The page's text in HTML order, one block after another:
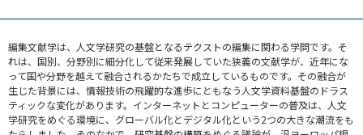
編集文献学は、人文学研究の基盤となるテクストの編集に関わる学問です。そ
れは、国別、分野別に細分化して従来発展していた狭義の文献学が、近年にな
って国や分野を越えて融合されるかたちで成立しているものです。その融合が
生じた背景には、情報技術の飛躍的な進歩にともなう人文学資料基盤のドラス
ティックな変化があります。インターネットとコンピューターの普及は、人文
学研究をめぐる環境に、グローバル化とデジタル化という2つの大きな潮流をも